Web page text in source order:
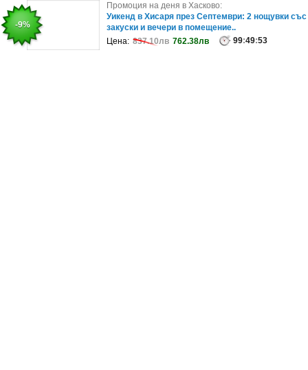
-36%
Промоция на деня в София:
Професионално почистване на единична фурна
Цена: 97.79лв 62.59лв 99:
-9%
Промоция на деня в Хасково:
Уикенд в Хисаря през Септември: 2 нощувки със
закуски и вечери в помещение..
Цена: 837.10лв 762.38лв 99:49:53